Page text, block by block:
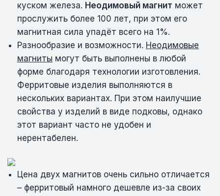
куском железа. Неодимовый магнит может
прослужить более 100 лет, при этом его
магнитная сила упадёт всего на 1%.
Разнообразие и возможности. Неодимовые
магниты могут быть выполнены в любой
форме благодаря технологии изготовления.
Ферритовые изделия выполняются в
нескольких вариантах. При этом наилучшие
свойства у изделий в виде подковы, однако
этот вариант часто не удобен и
нерентабелен.
Цена двух магнитов очень сильно отличается
– ферритовый намного дешевле из-за своих